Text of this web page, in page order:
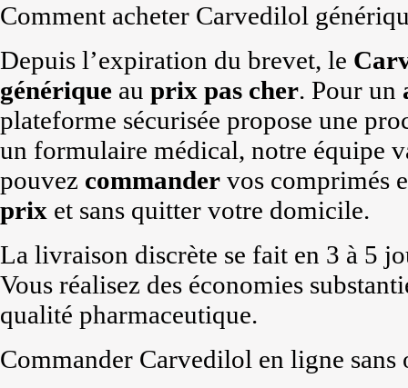
Comment acheter Carvedilol
Depuis l’expiration du brevet, le
générique au prix pas cher. Pour un
plateforme sécurisée propose une
un formulaire médical, notre équipe
pouvez commander vos comprimés
prix et sans quitter votre domicile.
La livraison discrète se fait en 3 à 5
Vous réalisez des économies
qualité pharmaceutique.
Commander Carvedilol en ligne